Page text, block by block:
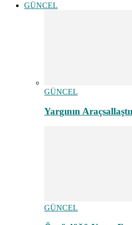
GÜNCEL
GÜNCEL
Yargının
GÜNCEL